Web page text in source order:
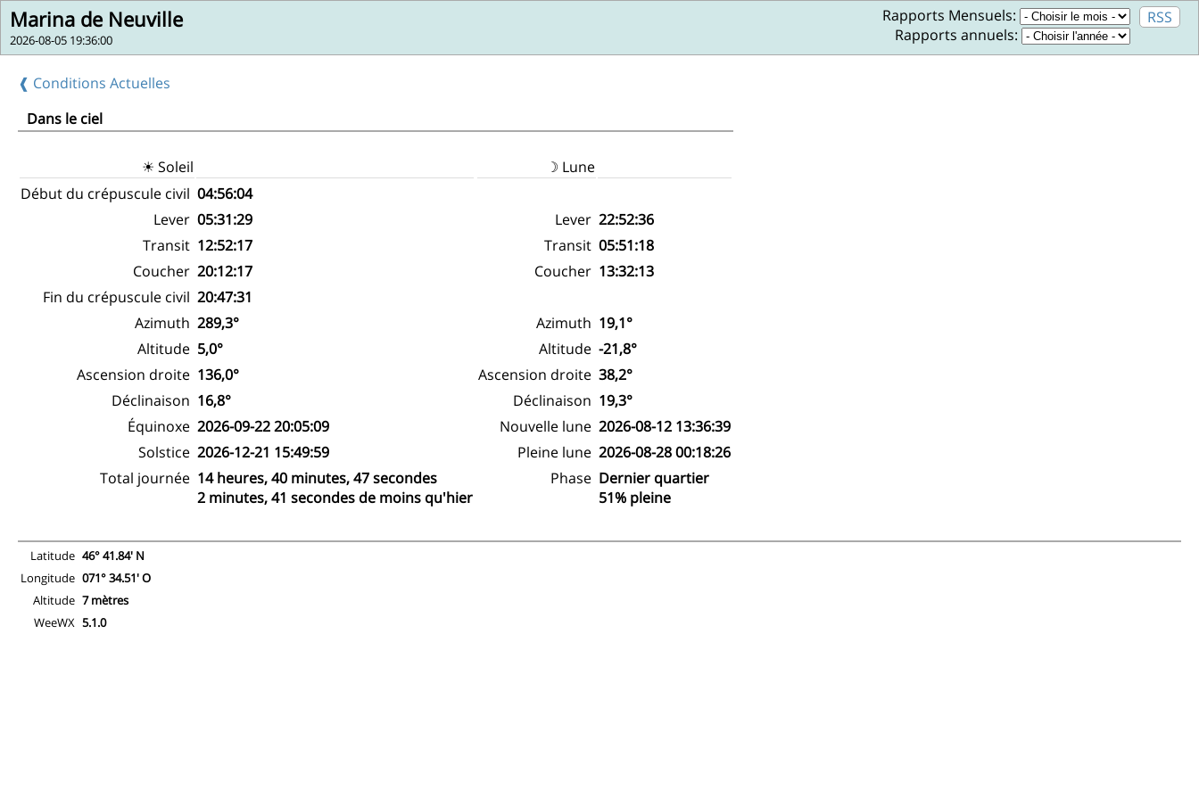
Marina de Neuville
2026-08-05 19:36:00
RSS
Rapports Mensuels:
Rapports annuels:
❰ Conditions Actuelles
Dans le ciel
☀ Soleil
Début du crépuscule civil 04:56:04
Lever 05:31:29
Transit 12:52:17
Coucher 20:12:17
Fin du crépuscule civil 20:47:31
Azimuth 289,3°
Altitude 5,0°
Ascension droite 136,0°
Déclinaison 16,8°
Équinoxe 2026-09-22 20:05:09
Solstice 2026-12-21 15:49:59
Total journée 14 heures, 40 minutes, 47 secondes
2 minutes, 41 secondes de moins qu'hier
☽ Lune
Lever 22:52:36
Transit 05:51:18
Coucher 13:32:13
Azimuth 19,1°
Altitude -21,8°
Ascension droite 38,2°
Déclinaison 19,3°
Nouvelle lune 2026-08-12 13:36:39
Pleine lune 2026-08-28 00:18:26
Phase Dernier quartier
51% pleine
Latitude 46° 41.84' N
Longitude 071° 34.51' O
Altitude 7 mètres
WeeWX 5.1.0